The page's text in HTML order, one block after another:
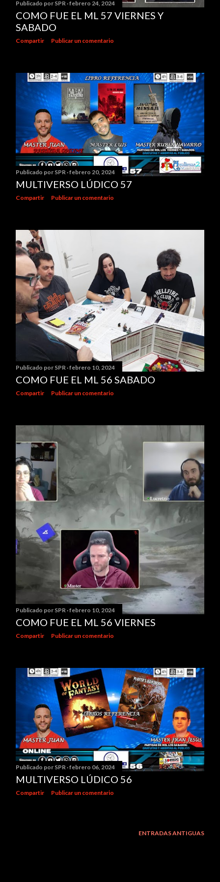
Publicado por SPR febrero 24, 2024
COMO FUE EL ML 57 VIERNES Y
SABADO
Compartir Publicar un comentario
Publicado por SPR febrero 20, 2024
MULTIVERSO LÚDICO 57
Compartir Publicar un comentario
Publicado por SPR febrero 10, 2024
COMO FUE EL ML 56 SABADO
Compartir Publicar un comentario
Publicado por SPR febrero 10, 2024
COMO FUE EL ML 56 VIERNES
Compartir Publicar un comentario
Publicado por SPR febrero 06, 2024
MULTIVERSO LÚDICO 56
Compartir Publicar un comentario
ENTRADAS ANTIGUAS